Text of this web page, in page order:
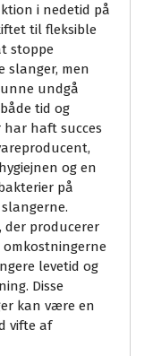
i nedetid på
til fleksible
stoppe
men
undgå
tid og
har haft succes
og en
på
der producerer
omkostningerne
levetid og
Disse
kan være en
vifte af